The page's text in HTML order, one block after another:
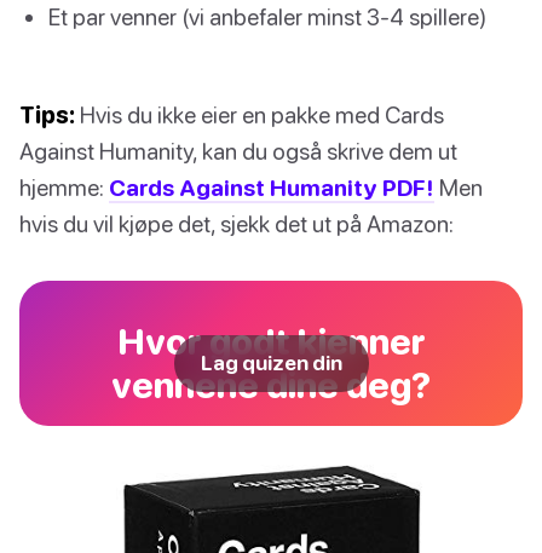
Et par venner (vi anbefaler minst 3-4 spillere)
Tips: Hvis du ikke eier en pakke med Cards
Against Humanity, kan du også skrive dem ut
hjemme: Cards Against Humanity PDF! Men
hvis du vil kjøpe det, sjekk det ut på Amazon:
Hvor godt kjenner
vennene dine deg?
Lag quizen din